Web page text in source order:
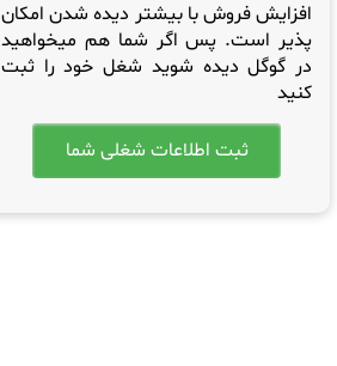
افزایش فروش با بیشتر دیده شدن امکان
پذیر است. پس اگر شما هم میخواهید
در گوگل دیده شوید شغل خود را ثبت
کنید